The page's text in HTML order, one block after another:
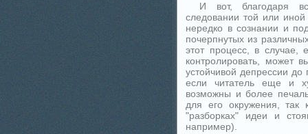
И вот, благодаря
следовании той или иной
нередко в сознании и
почерпнутых из
этот процесс, в случае,
контролировать, может
устойчивой депрессии
если читатель еще и
возможны и более
для его окружения, так
"разборках" идеи и
например).